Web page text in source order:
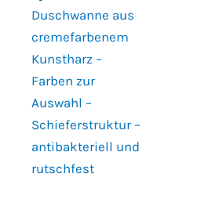
Duschwanne aus
cremefarbenem
Kunstharz –
Farben zur
Auswahl –
Schieferstruktur –
antibakteriell und
rutschfest